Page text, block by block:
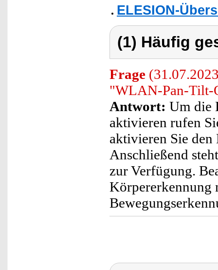
ELESION-
(1) Häufig
Frage
"WLAN-Pan-Tilt-
Antwort: Um die
aktivieren rufen
aktivieren Sie den
Anschließend
zur Verfügung.
Körpererkennung